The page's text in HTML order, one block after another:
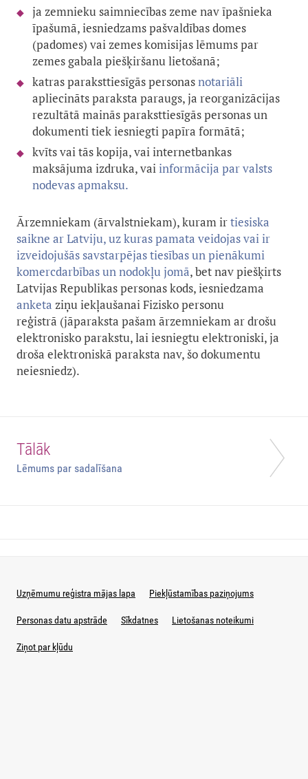
ja zemnieku saimniecības zeme nav īpašnieka
īpašumā, iesniedzams pašvaldības domes
(padomes) vai zemes komisijas lēmums par
zemes gabala piešķiršanu lietošanā;
katras paraksttiesīgās personasnotariāli
apliecināts paraksta paraugs, ja reorganizācijas
rezultātā mainās paraksttiesīgās personas un
dokumenti tiek iesniegti papīra formātā;
kvīts vai tās kopija, vai internetbankas
maksājuma izdruka, vaiinformācija par valsts
nodevas apmaksu.
Ārzemniekam (ārvalstniekam), kuram irtiesiska
saikne ar Latviju, uz kuras pamata veidojas vai ir
izveidojušās savstarpējas tiesības un pienākumi
komercdarbības un nodokļu jomā, bet nav piešķirts
Latvijas Republikas personas kods, iesniedzama
anketa ziņu iekļaušanai Fizisko personu
reģistrā (jāparaksta pašam ārzemniekam ar drošu
elektronisko parakstu, lai iesniegtu elektroniski, ja
droša elektroniskā paraksta nav, šo dokumentu
neiesniedz).
Tālāk
Lēmums par sadalīšana
Uzņēmumu reģistra mājas lapa Piekļūstamības paziņojums
Personas datu apstrāde Sīkdatnes Lietošanas noteikumi
Ziņot par kļūdu